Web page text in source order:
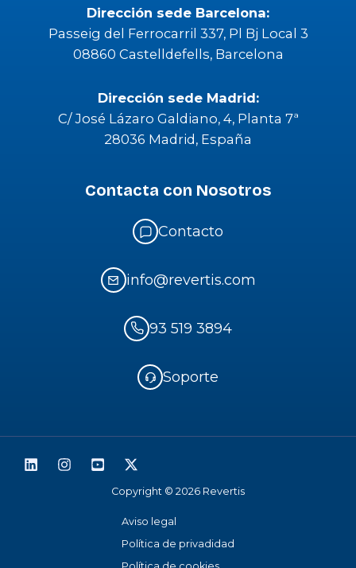
Dirección sede Barcelona:
Passeig del Ferrocarril 337, Pl Bj Local 3
08860 Castelldefells, Barcelona
Dirección sede Madrid:
C/ José Lázaro Galdiano, 4, Planta 7ª
28036 Madrid, España
Contacta con Nosotros
Contacto
info@revertis.com
93 519 3894
Soporte
Copyright © 2026 Revertis
Aviso legal
Política de privadidad